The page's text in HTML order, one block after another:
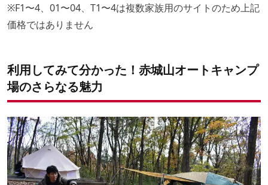
※F1〜4、01〜04、T1〜4は複数家族用のサイトのため上記
価格ではありません
利用してみて分かった！赤城山オートキャンプ
場のさらなる魅力